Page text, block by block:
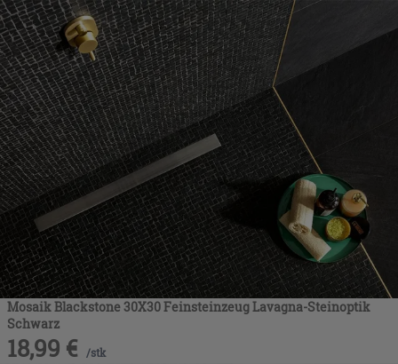
Mosaik Blackstone 30X30 Feinsteinzeug Lavagna-Steinoptik
Schwarz
18,99 € /stk